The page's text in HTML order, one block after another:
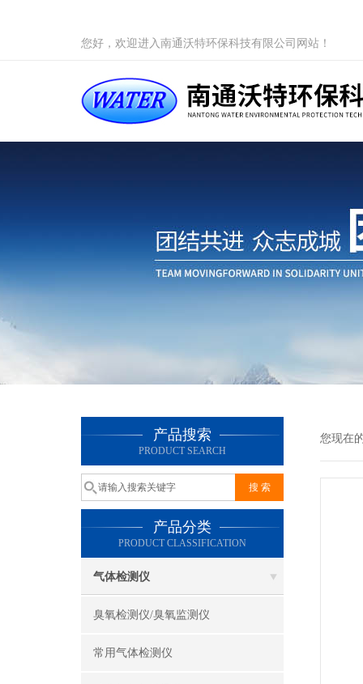
您好，欢迎进入南通沃特环保科技有限公司网站！
产品搜索
PRODUCT SEARCH
产品分类
PRODUCT CLASSIFICATION
气体检测仪
臭氧检测仪/臭氧监测仪
常用气体检测仪
您现在